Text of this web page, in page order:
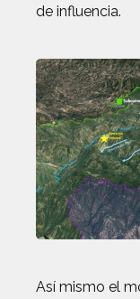
de influencia.
Así mismo el